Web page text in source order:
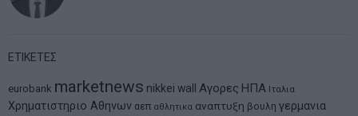
ΕΤΙΚΕΤΕΣ
eurobank marketnews nikkei wall Αγορες ΗΠΑ Ιταλια
Χρηματιστηριο Αθηνων αεπ αθλητικα αναπτυξη βουλη γερμανια